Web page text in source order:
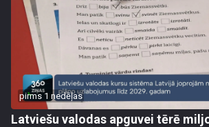
pirms 1 nedēļas
Latviešu valodas apguvei tērē